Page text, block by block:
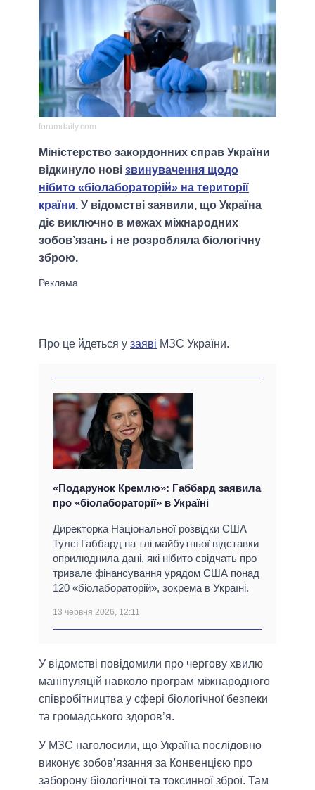
forumdaily.com
Міністерство закордонних справ України
відкинуло нові звинувачення щодо
нібито «біолабораторій» на території
країни. У відомстві заявили, що Україна
діє виключно в межах міжнародних
зобов’язань і не розробляла біологічну
зброю.
Про це йдеться у заяві МЗС України.
«Подарунок Кремлю»: Габбард заявила
про «біолабораторії» в Україні
Директорка Національної розвідки США
Тулсі Габбард на тлі майбутньої відставки
оприлюднила дані, які нібито свідчать про
тривале фінансування урядом США понад
120 «біолабораторій», зокрема в Україні.
13 червня 2026, 12:11
У відомстві повідомили про чергову хвилю
маніпуляцій навколо програм міжнародного
співробітництва у сфері біологічної безпеки
та громадського здоров’я.
У МЗС наголосили, що Україна послідовно
виконує зобов’язання за Конвенцією про
заборону біологічної та токсинної зброї. Там